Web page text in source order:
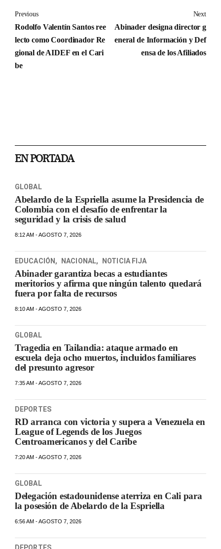
Previous
Rodolfo Valentín Santos ree
lecto como Coordinador Re
gional de AIDEF en el Cari
be
Next
Abinader designa director g
eneral de Información y Def
ensa de los Afiliados
EN PORTADA
GLOBAL
Abelardo de la Espriella asume la Presidencia de
Colombia con el desafío de enfrentar la
seguridad y la crisis de salud
8:12 AM - AGOSTO 7, 2026
EDUCACIÓN , NACIONAL, NOTICIA FIJA
Abinader garantiza becas a estudiantes
meritorios y afirma que ningún talento quedará
fuera por falta de recursos
8:10 AM - AGOSTO 7, 2026
GLOBAL
Tragedia en Tailandia: ataque armado en
escuela deja ocho muertos, incluidos familiares
del presunto agresor
7:35 AM - AGOSTO 7, 2026
DEPORTES
RD arranca con victoria y supera a Venezuela en
League of Legends de los Juegos
Centroamericanos y del Caribe
7:20 AM - AGOSTO 7, 2026
GLOBAL
Delegación estadounidense aterriza en Cali para
la posesión de Abelardo de la Espriella
6:56 AM - AGOSTO 7, 2026